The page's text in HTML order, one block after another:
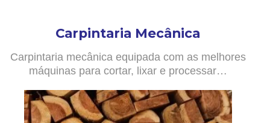
Carpintaria Mecânica
Carpintaria mecânica equipada com as melhores
máquinas para cortar, lixar e processar…